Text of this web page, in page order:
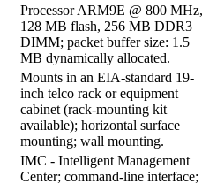
Processor ARM9E @ 800 MHz,
128 MB flash, 256 MB DDR3
DIMM; packet buffer size: 1.5
MB dynamically allocated.
Mounts in an EIA-standard 19-
inch telco rack or equipment
cabinet (rack-mounting kit
available); horizontal surface
mounting; wall mounting.
IMC - Intelligent Management
Center; command-line interface;